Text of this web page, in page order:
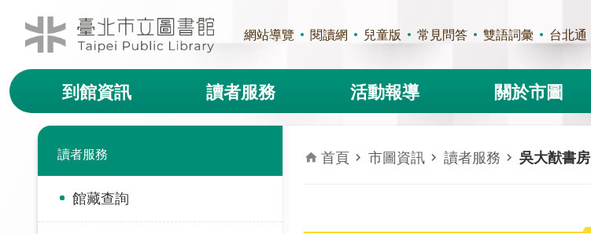
跳到主要內容區塊
網站導覽 閱讀網 兒童版 常見問答 雙語詞彙 台北通
到館資訊 讀者服務 活動報導 關於市圖
讀者服務
館藏查詢
首頁 市圖資訊 讀者服務 吳大猷書房